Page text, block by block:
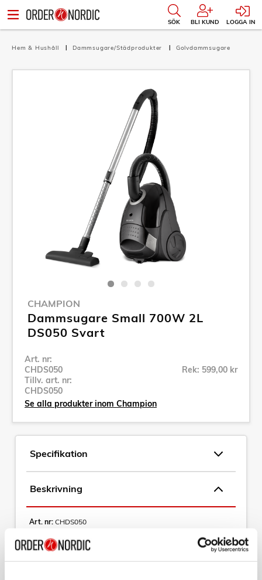
SÖK BLI KUND LOGGA IN
Hem & Hushåll Dammsugare/Städprodukter Golvdammsugare
CHAMPION
Dammsugare Small 700W 2L
DS050 Svart
Art. nr:
CHDS050
Tillv. art. nr:
CHDS050
Rek: 599,00 kr
Se alla produkter inom Champion
Specifikation
Beskrivning
Art. nr: CHDS050
EAN-kod:
7391091855840